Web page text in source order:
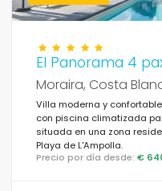
El Panorama 4
Moraira, Costa
Villa moderna y
con piscina climatizada
situada en una zona
Playa de L'Ampolla.
Precio por día desde: €